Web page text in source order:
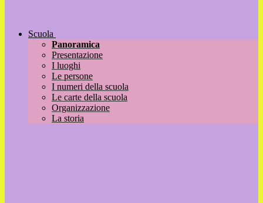
Scuola
Panoramica
Presentazione
I luoghi
Le persone
I numeri della scuola
Le carte della scuola
Organizzazione
La storia